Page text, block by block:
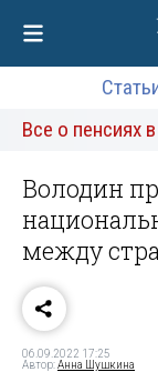
Все о пенсиях
Володин
между
06.09.2022 17:25
Автор:Анна Шушкина